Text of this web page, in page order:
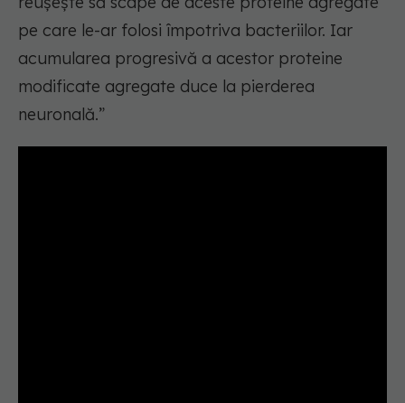
pe care le-ar folosi împotriva bacteriilor. Iar
acumularea progresivă a acestor proteine
modificate agregate duce la pierderea
neuronală.”